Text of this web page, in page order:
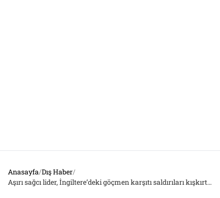
Anasayfa/Dış Haber/
Aşırı sağcı lider, İngiltere’deki göçmen karşıtı saldırıları kışkırtan videoları Kıbrıs’taki beş yıldızlı otelden göndermiş